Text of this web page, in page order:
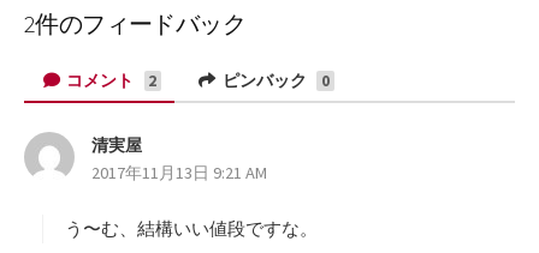
ア
ッ
ク
マ
ー
に
保
存
ア
2件のフィードバック
コメント 2 ピンバック 0
清実屋
り
2017年11月13日 9:21 AM
う〜む、結構いい値段ですな。